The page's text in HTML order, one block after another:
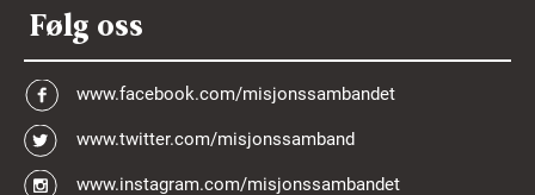
Følg oss
www.facebook.com/misjonssambandet
www.twitter.com/misjonssamband
www.instagram.com/misjonssambandet